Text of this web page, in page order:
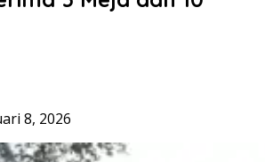
8, 2026